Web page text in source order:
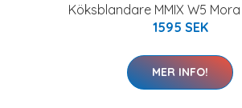
Köksblandare MMIX W5
1595 SEK
MER INFO!